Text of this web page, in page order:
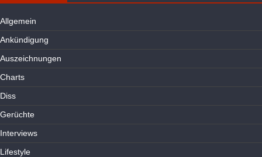
Allgemein
Ankündigung
Auszeichnungen
Charts
Diss
Gerüchte
Interviews
Lifestyle